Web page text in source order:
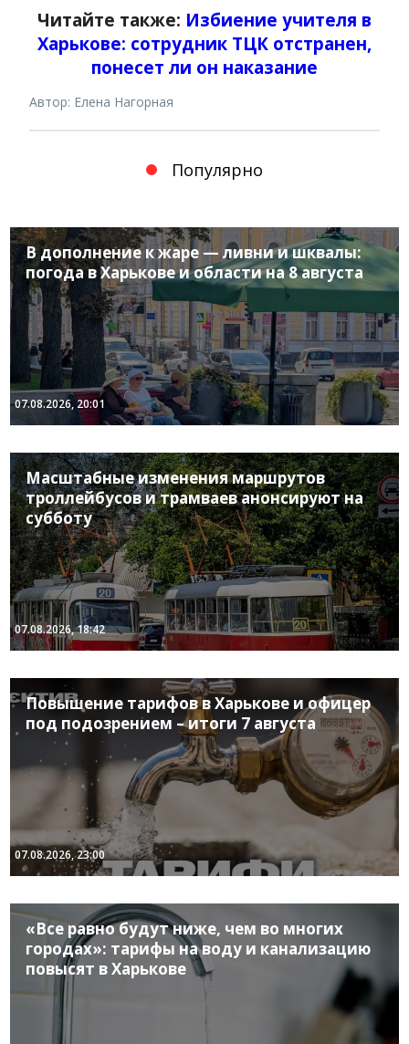
Читайте также: Избиение учителя в
Харькове: сотрудник ТЦК отстранен,
понесет ли он наказание
Автор: Елена Нагорная
Популярно
В дополнение к жаре — ливни и шквалы:
погода в Харькове и области на 8 августа
07.08.2026, 20:01
Масштабные изменения маршрутов
троллейбусов и трамваев анонсируют на
субботу
07.08.2026, 18:42
Повышение тарифов в Харькове и офицер
под подозрением – итоги 7 августа
07.08.2026, 23:00
«Все равно будут ниже, чем во многих
городах»: тарифы на воду и канализацию
повысят в Харькове